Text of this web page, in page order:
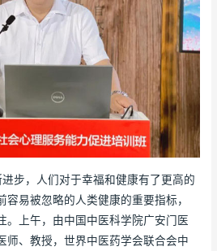
，人们对于幸福和健康有了更高的
易被忽略的人类健康的重要指标，
。上午，由中国中医科学院广安门医
师、教授，世界中医药学会联合会中